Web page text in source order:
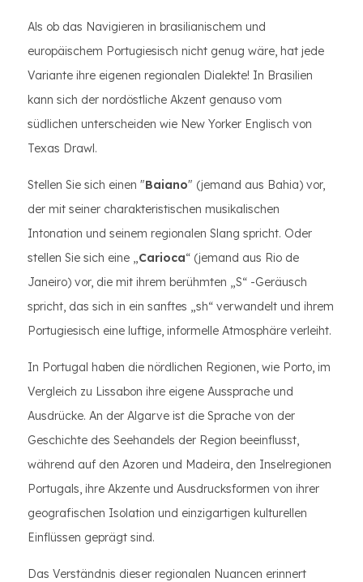
Als ob das Navigieren in brasilianischem und
europäischem Portugiesisch nicht genug wäre, hat jede
Variante ihre eigenen regionalen Dialekte! In Brasilien
kann sich der nordöstliche Akzent genauso vom
südlichen unterscheiden wie New Yorker Englisch von
Texas Drawl.
Stellen Sie sich einen "Baiano" (jemand aus Bahia) vor,
der mit seiner charakteristischen musikalischen
Intonation und seinem regionalen Slang spricht. Oder
stellen Sie sich eine „Carioca“ (jemand aus Rio de
Janeiro) vor, die mit ihrem berühmten „S“ -Geräusch
spricht, das sich in ein sanftes „sh“ verwandelt und ihrem
Portugiesisch eine luftige, informelle Atmosphäre verleiht.
In Portugal haben die nördlichen Regionen, wie Porto, im
Vergleich zu Lissabon ihre eigene Aussprache und
Ausdrücke. An der Algarve ist die Sprache von der
Geschichte des Seehandels der Region beeinflusst,
während auf den Azoren und Madeira, den Inselregionen
Portugals, ihre Akzente und Ausdrucksformen von ihrer
geografischen Isolation und einzigartigen kulturellen
Einflüssen geprägt sind.
Das Verständnis dieser regionalen Nuancen erinnert